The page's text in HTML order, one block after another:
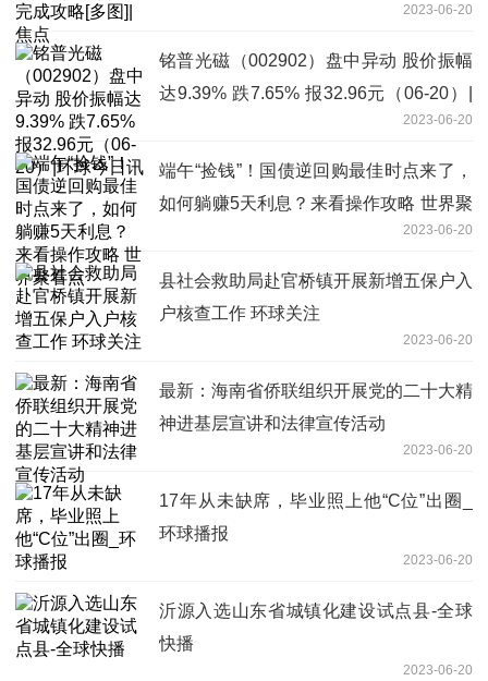
2023-06-20
铭普光磁（002902）盘中异动 股价振幅
达9.39% 跌7.65% 报32.96元（06-20）|
2023-06-20
端午“捡钱”！国债逆回购最佳时点来了，
如何躺赚5天利息？来看操作攻略 世界聚
2023-06-20
县社会救助局赴官桥镇开展新增五保户入
户核查工作 环球关注
2023-06-20
最新：海南省侨联组织开展党的二十大精
神进基层宣讲和法律宣传活动
2023-06-20
17年从未缺席，毕业照上他“C位”出圈_
环球播报
2023-06-20
沂源入选山东省城镇化建设试点县-全球
快播
2023-06-20